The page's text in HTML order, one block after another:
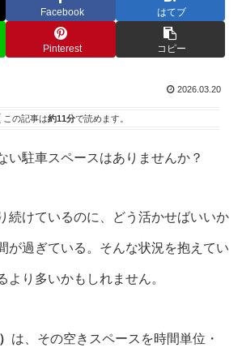
Facebook はてブ
Pinterest コピー
2026.03.20
この記事は約11分で読めます。
い駐車スペースはありませんか？
続けているのに、どう活かせばいいか
が過ぎている。そんな状況を抱えてい
より多いかもしれません。
は、その空きスペースを時間単位・